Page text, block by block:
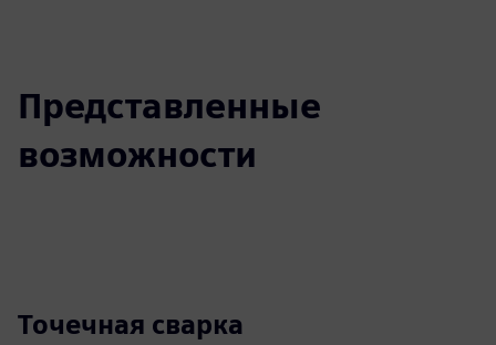
Представленные
возможности
Точечная сварка